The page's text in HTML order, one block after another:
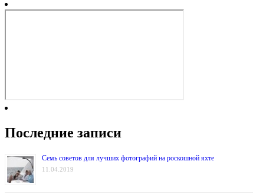
Последние записи
Семь советов для лучших фотографий на роскошной яхте
11.04.2019